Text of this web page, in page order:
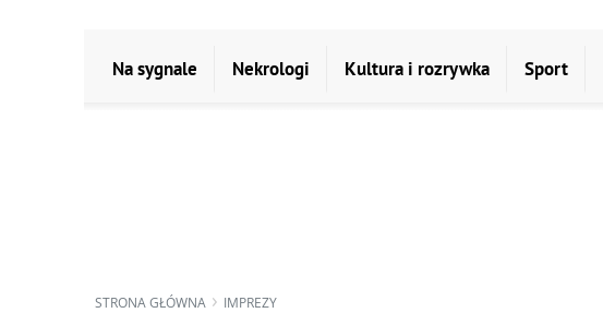
Na sygnale Nekrologi Kultura i rozrywka Sport
STRONA GŁÓWNA IMPREZY